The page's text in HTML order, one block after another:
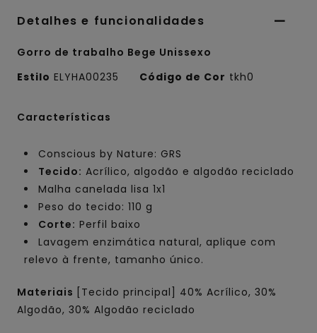
Detalhes e funcionalidades
Gorro de trabalho Bege Unissexo
Estilo ELYHA00235 Código de Cor tkh0
Características
Conscious by Nature: GRS
Tecido: Acrílico, algodão e algodão reciclado
Malha canelada lisa 1x1
Peso do tecido: 110 g
Corte: Perfil baixo
Lavagem enzimática natural, aplique com
relevo à frente, tamanho único.
Materiais
[Tecido principal] 40% Acrílico, 30%
Algodão, 30% Algodão reciclado